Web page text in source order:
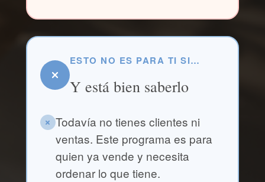
ESTO NO ES PARA TI SI…
Y está bien saberlo
Todavía no tienes clientes ni
ventas. Este programa es para
quien ya vende y necesita
ordenar lo que tiene.